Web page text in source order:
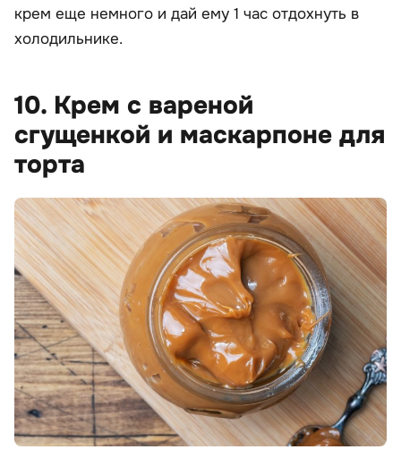
крем еще немного и дай ему 1 час отдохнуть в
холодильнике.
10. Крем с вареной
сгущенкой и маскарпоне для
торта